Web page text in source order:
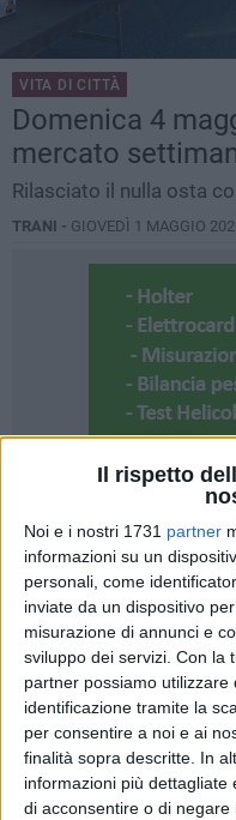
Il rispetto
Noi e i nostri 1731 partner
informazioni su un
personali, come
inviate da un dispositivo
misurazione di annunci e
sviluppo dei servizi. Con la
partner possiamo
identificazione tramite la
per consentire a noi e ai
finalità sopra descritte. In
informazioni più
di acconsentire o di negare
VITA DI CITTÀ
Domenica 4
mercato
Rilasciato il nulla osta
TRANI - GIOVEDÌ 1 MAGGIO
69
Domenica 4 maggio si
settimanale dello scorso
per avverse condizioni